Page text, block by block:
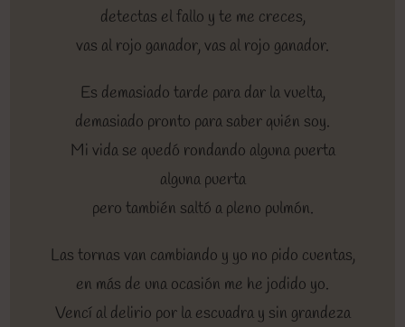
detectas el fallo y te me creces,
vas al rojo ganador, vas al rojo ganador.
Es demasiado tarde para dar la vuelta,
demasiado pronto para saber quién soy.
Mi vida se quedó rondando alguna puerta
alguna puerta
pero también saltó a pleno pulmón.
Las tornas van cambiando y yo no pido cuentas,
en más de una ocasión me he jodido yo.
Vencí al delirio por la escuadra y sin grandeza